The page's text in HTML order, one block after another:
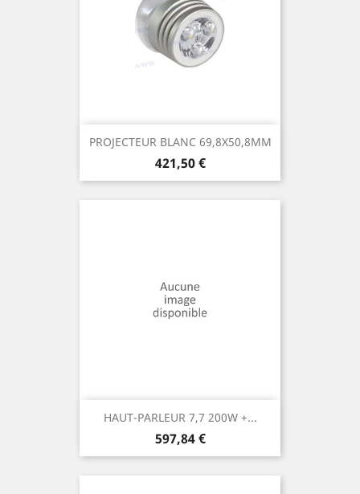
PROJECTEUR BLANC 69,8X50,8MM
Prix
421,50 €
HAUT-PARLEUR 7,7 200W +...
Prix
597,84 €